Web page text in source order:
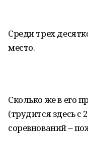
Среди трех
место.
Сколько же в его
(трудится здесь с
соревнований –